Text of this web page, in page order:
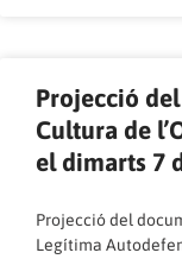
Projecció del
Cultura de
el dimarts 7
Projecció del
Legítima